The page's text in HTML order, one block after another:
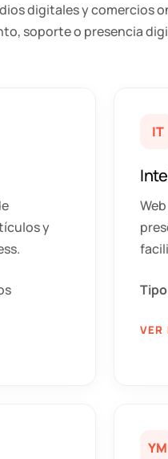
digitales y comercios
soporte o presencia
y
IT
VER
YM